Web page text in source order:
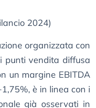
2024)
organizzata con
punti vendita diffusa
un margine EBITDA
è in linea con i
già osservati in